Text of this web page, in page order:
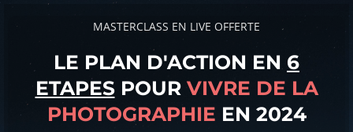
MASTERCLASS EN LIVE OFFERTE
LE PLAN D'ACTION EN 6
ETAPESPOUR VIVRE DE LA
PHOTOGRAPHIE EN 2024